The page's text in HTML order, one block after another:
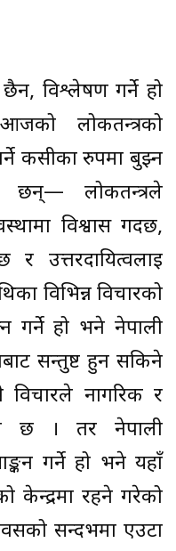
विश्लेषण गर्ने हो
लोकतन्त्रको
कसीका रुपमा बुझ्न
लोकतन्त्रले
विश्वास गर्दछ,
र उत्तरदायित्वलाई
विभिन्न विचारको
गर्ने हो भने नेपाली
सन्तुष्ट हुन सकिने
नागरिक र
छ । तर नेपाली
गर्ने हो भने यहाँ
केन्द्रमा रहने गरेको
सन्दर्भमा एउटा